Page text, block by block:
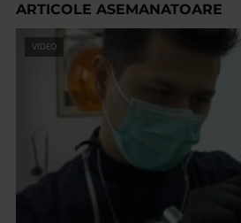
ARTICOLE ASEMANATOARE
VIDEO